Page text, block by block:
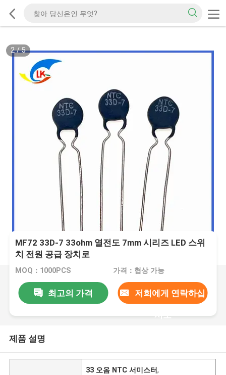
2/5
MF72 33D-7 33ohm 열전도 7mm 시리즈 LED 스위
치 전원 공급 장치로
MOQ：1000PCS 가격：협상 가능
최고의 가격 저희에게 연락하십
시오
제품 설명
33 오옴 NTC 서미스터,